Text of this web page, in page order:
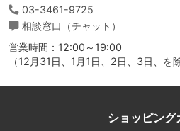
03-3461-9725
相談窓口（チャット）
営業時間：12:00～19:00
（12月31日、1月1日、2日、3日、を
ショッピング